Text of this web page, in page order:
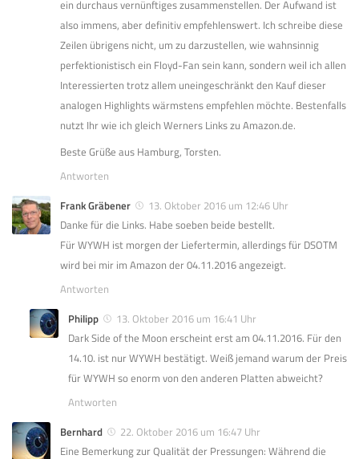
ein durchaus vernünftiges zusammenstellen. Der Aufwand ist
also immens, aber definitiv empfehlenswert. Ich schreibe diese
Zeilen übrigens nicht, um zu darzustellen, wie wahnsinnig
perfektionistisch ein Floyd-Fan sein kann, sondern weil ich allen
Interessierten trotz allem uneingeschränkt den Kauf dieser
analogen Highlights wärmstens empfehlen möchte. Bestenfalls
nutzt Ihr wie ich gleich Werners Links zu Amazon.de.
Beste Grüße aus Hamburg, Torsten.
Antworten
Frank Gräbener
13. Oktober 2016 um 12:46 Uhr
Danke für die Links. Habe soeben beide bestellt.
Für WYWH ist morgen der Liefertermin, allerdings für DSOTM
wird bei mir im Amazon der 04.11.2016 angezeigt.
Antworten
Philipp
13. Oktober 2016 um 16:41 Uhr
Dark Side of the Moon erscheint erst am 04.11.2016. Für den
14.10. ist nur WYWH bestätigt. Weiß jemand warum der Preis
für WYWH so enorm von den anderen Platten abweicht?
Antworten
Bernhard
22. Oktober 2016 um 16:47 Uhr
Eine Bemerkung zur Qualität der Pressungen: Während die